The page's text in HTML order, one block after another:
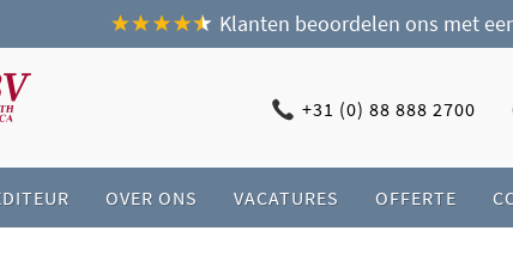
Klanten beoordelen ons met
+31 (0) 88 888 2700
OVER ONS VACATURES OFFERTE
VAN EN NAAR NOORD-AFRIKA